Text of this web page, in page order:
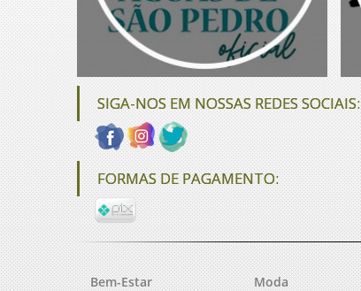
SIGA-NOS EM NOSSAS REDES SOCIAIS:
FORMAS DE PAGAMENTO:
Bem-Estar Moda